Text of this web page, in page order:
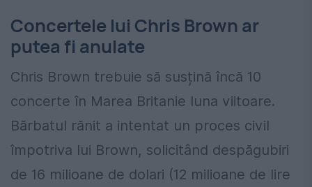
Concertele lui Chris Brown ar
putea fi anulate
Chris Brown trebuie să susțină încă 10
concerte în Marea Britanie luna viitoare.
Bărbatul rănit a intentat un proces civil
împotriva lui Brown, solicitând despăgubiri
de 16 milioane de dolari (12 milioane de lire